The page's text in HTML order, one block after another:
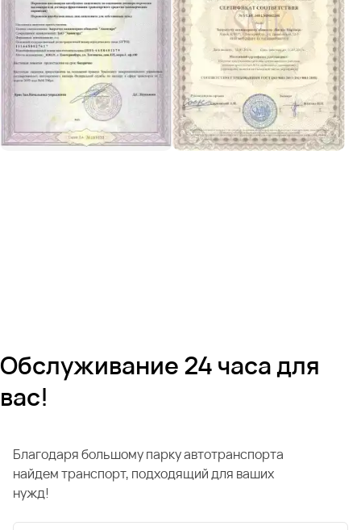
Обслуживание 24 часа для
вас!
Благодаря большому парку автотранспорта
найдем транспорт, подходящий для ваших
нужд!